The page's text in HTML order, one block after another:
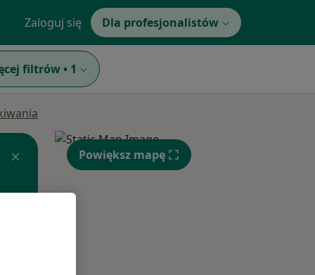
Zaloguj się Dla profesjonalistów
filtrów • 1
Powiększ mapę